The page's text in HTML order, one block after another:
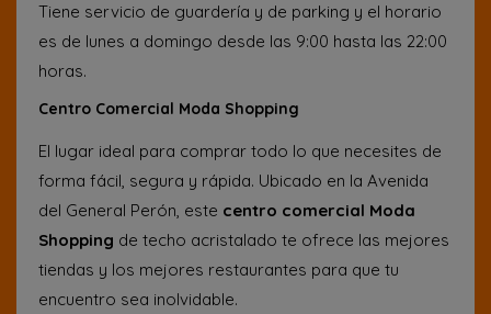
Tiene servicio de guardería y de parking y el horario
es de lunes a domingo desde las 9:00 hasta las 22:00
horas.
Centro Comercial Moda Shopping
El lugar ideal para comprar todo lo que necesites de
forma fácil, segura y rápida. Ubicado en la Avenida
del General Perón, este centro comercial Moda
Shopping de techo acristalado te ofrece las mejores
tiendas y los mejores restaurantes para que tu
encuentro sea inolvidable.